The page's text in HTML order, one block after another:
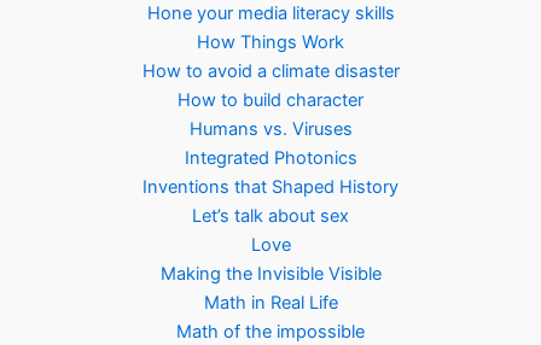
Hone your media literacy skills
How Things Work
How to avoid a climate disaster
How to build character
Humans vs. Viruses
Integrated Photonics
Inventions that Shaped History
Let’s talk about sex
Love
Making the Invisible Visible
Math in Real Life
Math of the impossible